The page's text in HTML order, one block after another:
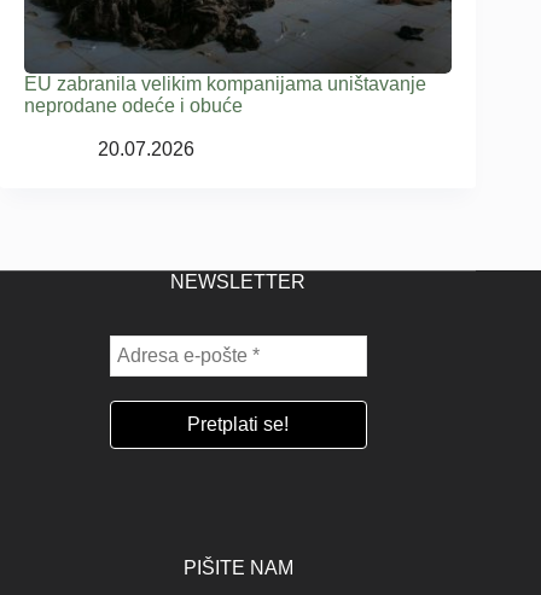
EU zabranila velikim kompanijama uništavanje
neprodane odeće i obuće
20.07.2026
NEWSLETTER
PIŠITE NAM